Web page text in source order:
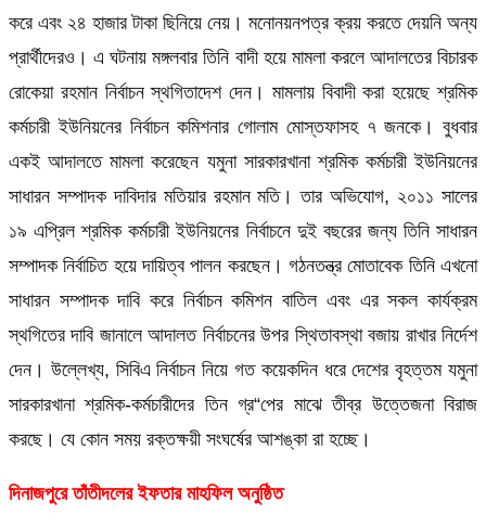
করে এবং ২৪ হাজার টাকা ছিনিয়ে নেয়। মনোনয়নপত্র ক্রয় করতে দেয়নি অন্য
প্রার্থীদেরও। এ ঘটনায় মঙ্গলবার তিনি বাদী হয়ে মামলা করলে আদালতের বিচারক
রোকেয়া রহমান নির্বাচন স্থগিতাদেশ দেন। মামলায় বিবাদী করা হয়েছে শ্রমিক
কর্মচারী ইউনিয়নের নির্বাচন কমিশনার গোলাম মোস্তফাসহ ৭ জনকে। বুধবার
একই আদালতে মামলা করেছেন যমুনা সারকারখানা শ্রমিক কর্মচারী ইউনিয়নের
সাধারন সম্পাদক দাবিদার মতিয়ার রহমান মতি। তার অভিযোগ, ২০১১ সালের
১৯ এপ্রিল শ্রমিক কর্মচারী ইউনিয়নের নির্বাচনে দুই বছরের জন্য তিনি সাধারন
সম্পাদক নির্বাচিত হয়ে দায়িত্ব পালন করছেন। গঠনতন্ত্র মোতাবেক তিনি এখনো
সাধারন সম্পাদক দাবি করে নির্বাচন কমিশন বাতিল এবং এর সকল কার্যক্রম
স্থগিতের দাবি জানালে আদালত নির্বাচনের উপর স্থিতাবস্থা বজায় রাখার নির্দেশ
দেন। উল্লেখ্য, সিবিএ নির্বাচন নিয়ে গত কয়েকদিন ধরে দেশের বৃহত্তম যমুনা
সারকারখানা শ্রমিক-কর্মচারীদের তিন গ্র“পের মাঝে তীব্র উত্তেজনা বিরাজ
করছে। যে কোন সময় রক্তক্ষয়ী সংঘর্ষের আশঙ্কা রা হচ্ছে।
দিনাজপুরে তাঁতীদলের ইফতার মাহফিল অনুষ্ঠিত